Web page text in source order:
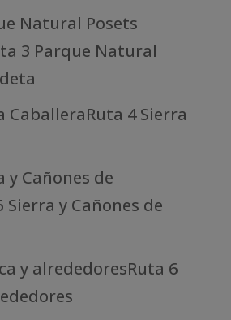
Natural Posets
3 Parque Natural
CaballeraRuta 4 Sierra
y Cañones de
Sierra y Cañones de
y alrededoresRuta 6